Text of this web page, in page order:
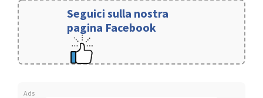
Seguici sulla nostra
pagina Facebook
Ads